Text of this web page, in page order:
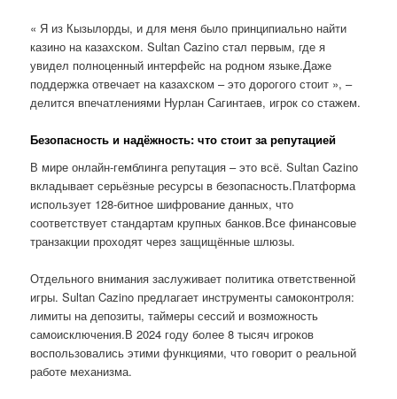
« Я из Кызылорды, и для меня было принципиально найти
казино на казахском. Sultan Cazino стал первым, где я
увидел полноценный интерфейс на родном языке.Даже
поддержка отвечает на казахском – это дорогого стоит », –
делится впечатлениями Нурлан Сагинтаев, игрок со стажем.
Безопасность и надёжность: что стоит за репутацией
В мире онлайн-гемблинга репутация – это всё. Sultan Cazino
вкладывает серьёзные ресурсы в безопасность.Платформа
использует 128-битное шифрование данных, что
соответствует стандартам крупных банков.Все финансовые
транзакции проходят через защищённые шлюзы.
Отдельного внимания заслуживает политика ответственной
игры. Sultan Cazino предлагает инструменты самоконтроля:
лимиты на депозиты, таймеры сессий и возможность
самоисключения.В 2024 году более 8 тысяч игроков
воспользовались этими функциями, что говорит о реальной
работе механизма.